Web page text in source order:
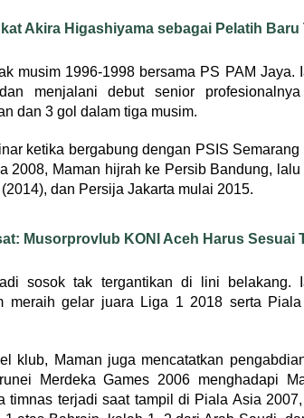
Akira Higashiyama sebagai Pelatih Baru
musim 1996-1998 bersama PS PAM Jaya.
menjalani debut senior
dan 3 gol dalam tiga musim.
ketika bergabung dengan PSIS
2008, Maman hijrah ke Persib Bandung,
dan Persija Jakarta mulai 2015.
Musorprovlub KONI Aceh Harus Sesuai
sosok tak tergantikan di lini
meraih gelar juara Liga 1 2018 serta
klub, Maman juga mencatatkan
Merdeka Games 2006 menghadapi
timnas terjadi saat tampil di Piala Asia